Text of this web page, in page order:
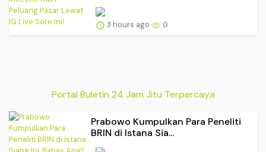
3 hours ago 0
Portal Buletin 24 Jam Jitu Terpercaya
Prabowo Kumpulkan Para Peneliti
BRIN di Istana Sia...